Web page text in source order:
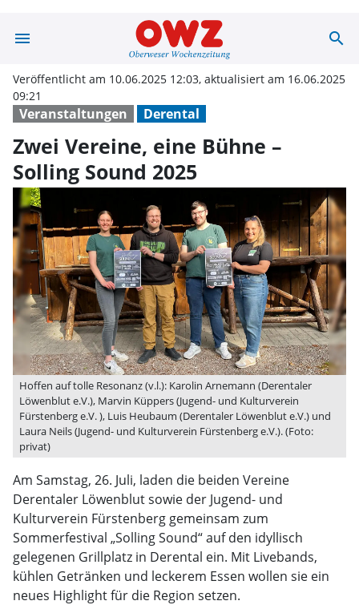
menu Zwei Vereine,search
Veranstaltungen Derental
Veröffentlicht am 10.06.2025 12:03, aktualisiert am 16.06.2025
09:21
Zwei Vereine, eine Bühne –
Solling Sound 2025
Hoffen auf tolle Resonanz (v.l.): Karolin Arnemann (Derentaler
Löwenblut e.V.), Marvin Küppers (Jugend- und Kulturverein
Fürstenberg e.V. ), Luis Heubaum (Derentaler Löwenblut e.V.) und
Laura Neils (Jugend- und Kulturverein Fürstenberg e.V.). (Foto:
privat)
Am Samstag, 26. Juli, laden die beiden Vereine
Derentaler Löwenblut sowie der Jugend- und
Kulturverein Fürstenberg gemeinsam zum
Sommerfestival „Solling Sound“ auf den idyllisch
gelegenen Grillplatz in Derental ein. Mit Livebands,
kühlen Getränken und leckerem Essen wollen sie ein
neues Highlight für die Region setzen.